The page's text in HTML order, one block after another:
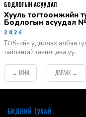
Хууль тогтоомжийн тухай хуулийн хэрэгжилт -
Бодлогын асуудал
2026-06-02
ТӨК-ийн удирдах албан
тайлантай танилцана уу.
БОДЛОГЫН АСУУДАЛ
← ӨМНӨХ ДАРААХ →
БИДНИЙ ТУХАЙ